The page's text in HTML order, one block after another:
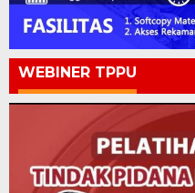
WEBINER TPPU